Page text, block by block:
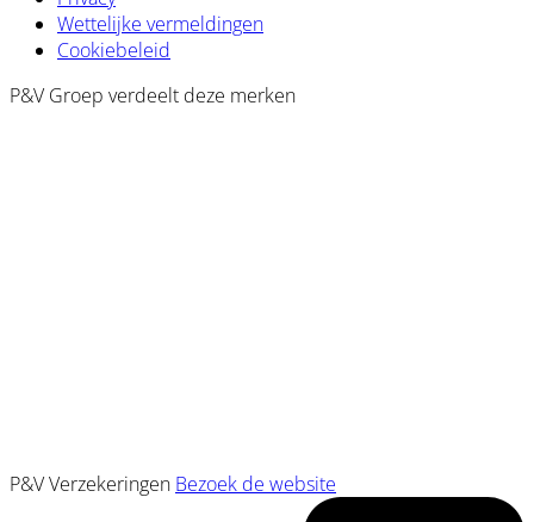
Wettelijke vermeldingen
Cookiebeleid
P&V Groep verdeelt deze merken
P&V Verzekeringen Bezoek de website